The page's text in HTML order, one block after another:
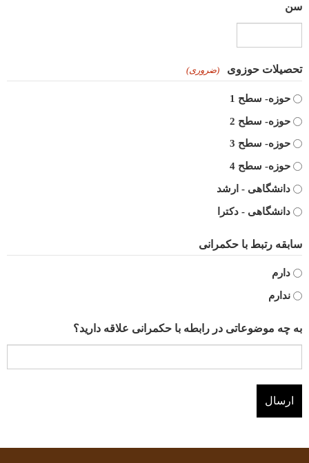
سن
تحصیلات حوزوی (ضروری)
حوزه- سطح 1
حوزه- سطح 2
حوزه- سطح 3
حوزه- سطح 4
دانشگاهی - ارشد
دانشگاهی - دکترا
سابقه رتبط با حکمرانی
دارم
ندارم
به چه موضوعاتی در رابطه با حکمرانی علاقه دارید؟